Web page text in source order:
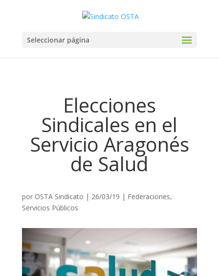
Seleccionar página
Elecciones
Sindicales en el
Servicio Aragonés
de Salud
por OSTA Sindicato | 26/03/19 | Federaciones,
Servicios Públicos